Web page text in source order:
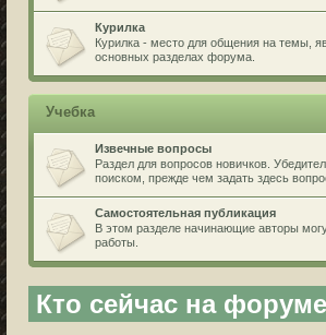
Курилка
Курилка - место для общения на темы,
основных разделах форума.
Учебка
Извечные вопросы
Раздел для вопросов новичков.
поиском, прежде чем задать здесь
Самостоятельная публикация
В этом разделе начинающие авторы
работы.
Кто сейчас на форуме